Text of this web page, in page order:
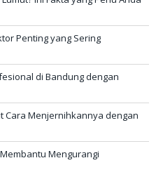
Penting yang Sering
di Bandung dengan
Cara Menjernihkannya dengan
Mengurangi